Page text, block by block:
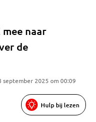
naar
de
september 2025 om 00:09
Hulp bij lezen